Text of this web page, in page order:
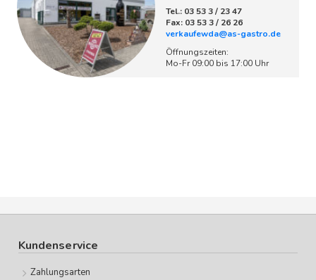
Tel.: 03 53 3 / 23 47
Fax: 03 53 3 / 26 26
verkaufewda@as-gastro.de
Öffnungszeiten:
Mo-Fr 09:00 bis 17:00 Uhr
Kundenservice
Zahlungsarten